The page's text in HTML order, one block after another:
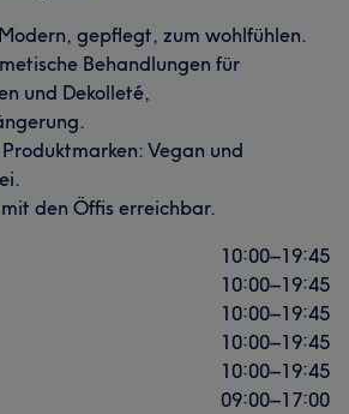
gepflegt, zum wohlfühlen.
Behandlungen für
und Dekolleté,
Vegan und
den Öffis erreichbar.
10:00–19:45
10:00–19:45
10:00–19:45
10:00–19:45
10:00–19:45
09:00–17:00